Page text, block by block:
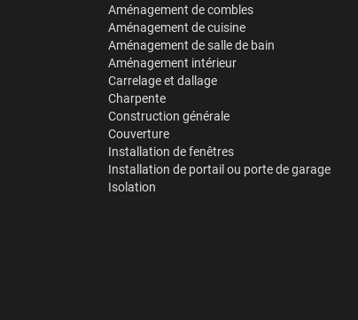
Aménagement de combles
Aménagement de cuisine
Aménagement de salle de bain
Aménagement intérieur
Carrelage et dallage
Charpente
Construction générale
Couverture
Installation de fenêtres
Installation de portail ou porte de garage
Isolation